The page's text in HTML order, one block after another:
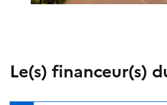
Le(s) financeur(s)